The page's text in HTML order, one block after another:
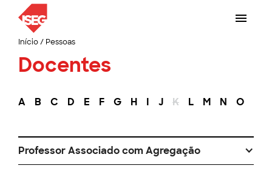
Início/ Pessoas
Docentes
A B C D E F G H I J K L M N O
Professor Associado com Agregação